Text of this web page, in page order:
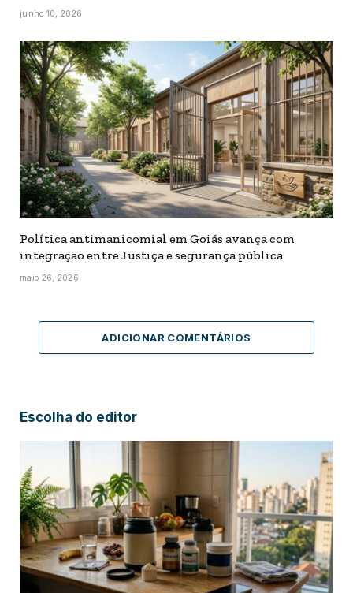
junho 10, 2026
Política antimanicomial em Goiás avança com
integração entre Justiça e segurança pública
maio 26, 2026
ADICIONAR COMENTÁRIOS
Escolha do editor